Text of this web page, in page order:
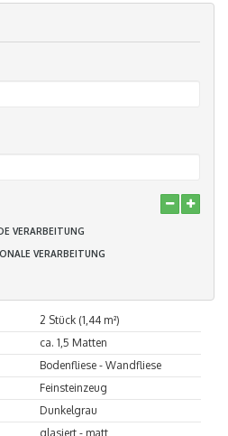
VERARBEITUNG
VERARBEITUNG
2 Stück (1,44 m²)
ca. 1,5 Matten
Bodenfliese - Wandfliese
Feinsteinzeug
Dunkelgrau
glasiert - matt